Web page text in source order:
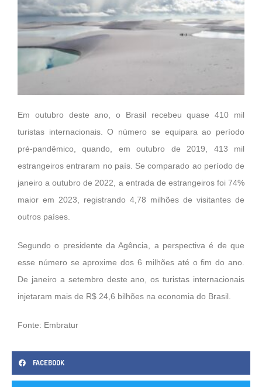
Em outubro deste ano, o Brasil recebeu quase 410 mil
turistas internacionais. O número se equipara ao período
pré-pandêmico, quando, em outubro de 2019, 413 mil
estrangeiros entraram no país. Se comparado ao período de
janeiro a outubro de 2022, a entrada de estrangeiros foi 74%
maior em 2023, registrando 4,78 milhões de visitantes de
outros países.
Segundo o presidente da Agência, a perspectiva é de que
esse número se aproxime dos 6 milhões até o fim do ano.
De janeiro a setembro deste ano, os turistas internacionais
injetaram mais de R$ 24,6 bilhões na economia do Brasil.
Fonte: Embratur
FACEBOOK